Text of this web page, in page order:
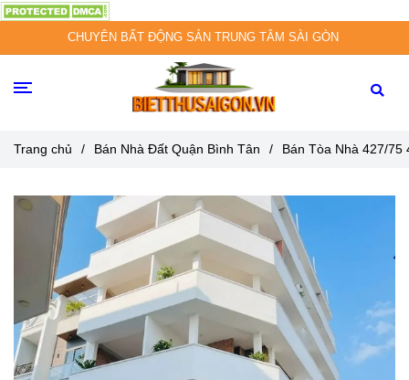
CHUYÊN BẤT ĐỘNG SẢN TRUNG TÂM SÀI GÒN
Trang chủ / Bán Nhà Đất Quận Bình Tân / Bán Tòa Nhà 427/